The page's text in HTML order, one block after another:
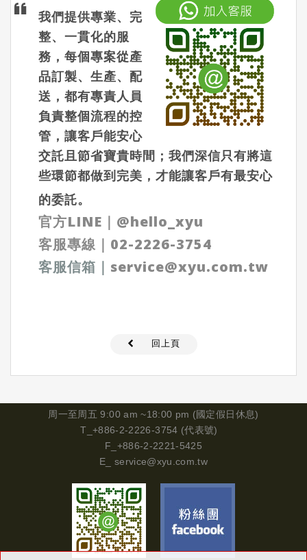
我們提供專業、完
整、一貫化的服
務，每個專案從產
品訂製、生產、配
送，都有專責人員
負責整個流程的控
管，讓客戶能安心
交託且節省寶貴時間；我們深信只有將這
些環節都做到完美，才能讓客戶有最安心
的委託。
官方LINE ｜ @hello_xyu
客服專線｜ 02-2226-3754
客服信箱 ｜ service@xyu.com.tw
回上頁
周一至周五 9:00 am ~18:00 pm (國定假日休息)
T_+886-2-2226-3754 (代表號)
F_+886-2-2221-5425
E_ service@xyu.com.tw